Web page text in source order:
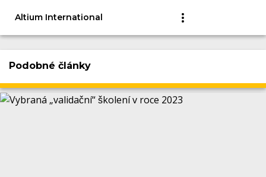
Altium International
Podobné články